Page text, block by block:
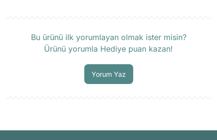
Bu ürünü ilk yorumlayan olmak ister misin?
Ürünü yorumla Hediye puan kazan!
Yorum Yaz